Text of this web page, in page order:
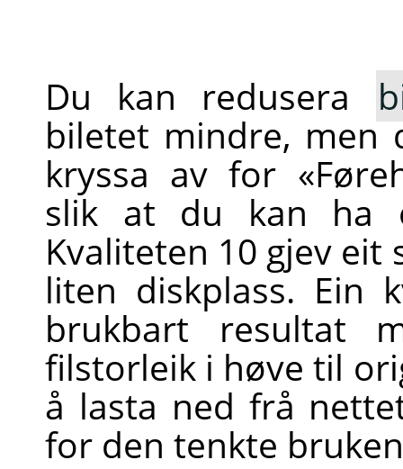
Du kan redusera
biletet mindre, men
kryssa av for
slik at du kan ha
Kvaliteten 10 gjev
liten diskplass. Ein
brukbart resultat
filstorleik i høve til
å lasta ned frå
for den tenkte